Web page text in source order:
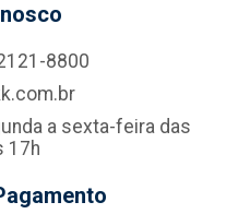
8800
a sexta-feira das
17h